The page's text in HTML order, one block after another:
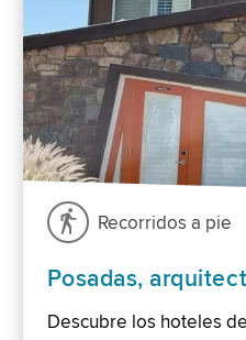
Recorridos a pie
Posadas,
Descubre los hoteles